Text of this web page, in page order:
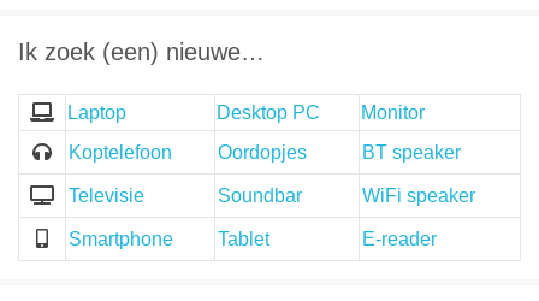
Ik zoek (een) nieuwe…
Laptop Desktop PC
Monitor
Koptelefoon
Oordopjes BT speaker
Televisie Soundbar WiFi speaker
Smartphone Tablet E-reader